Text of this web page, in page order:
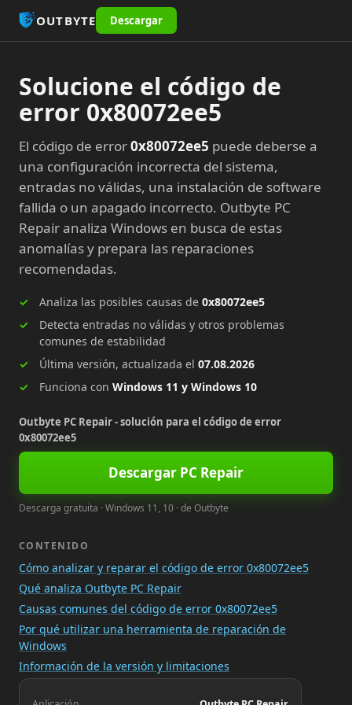
OUTBYTE Descargar
Solucione el código de
error 0x80072ee5
El código de error0x80072ee5 puede deberse a
una configuración incorrecta del sistema,
entradas no válidas, una instalación de software
fallida o un apagado incorrecto. Outbyte PC
Repair analiza Windows en busca de estas
anomalías y prepara las reparaciones
recomendadas.
Analiza las posibles causas de 0x80072ee5
Detecta entradas no válidas y otros problemas
comunes de estabilidad
Última versión, actualizada el 07.08.2026
Funciona con Windows 11 y Windows 10
Outbyte PC Repair - solución para el código de error
0x80072ee5
Descargar PC Repair
Descarga gratuita · Windows 11, 10 · de Outbyte
CONTENIDO
Cómo analizar y reparar el código de error 0x80072ee5
Qué analiza Outbyte PC Repair
Causas comunes del código de error 0x80072ee5
Por qué utilizar una herramienta de reparación de
Windows
Información de la versión y limitaciones